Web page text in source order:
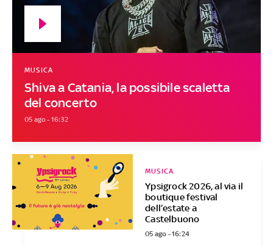
Shiva a Catania, la possibile scaletta
del concerto
MUSICA
05 ago - 16:32
Ypsigrock 2026, al via il
boutique festival
dell’estate a
Castelbuono
MUSICA
05 ago - 16:24